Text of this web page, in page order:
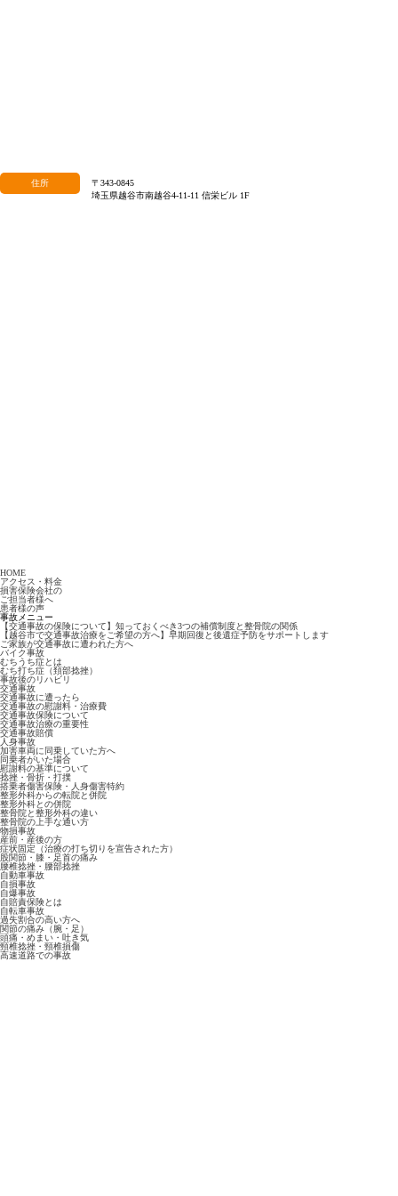
住所
〒343-0845
埼玉県越谷市南越谷4-11-11 信栄ビル 1F
HOME
アクセス・料金
損害保険会社の
ご担当者様へ
患者様の声
事故メニュー
【交通事故の保険について】知っておくべき3つの補償制度と整骨院の関係
【越谷市で交通事故治療をご希望の方へ】早期回復と後遺症予防をサポートします
ご家族が交通事故に遭われた方へ
バイク事故
むちうち症とは
むち打ち症（頚部捻挫）
事故後のリハビリ
交通事故
交通事故に遭ったら
交通事故の慰謝料・治療費
交通事故保険について
交通事故治療の重要性
交通事故賠償
人身事故
加害車両に同乗していた方へ
同乗者がいた場合
慰謝料の基準について
捻挫・骨折・打撲
搭乗者傷害保険・人身傷害特約
整形外科からの転院と併院
整形外科との併院
整骨院と整形外科の違い
整骨院の上手な通い方
物損事故
産前・産後の方
症状固定（治療の打ち切りを宣告された方）
股関節・膝・足首の痛み
腰椎捻挫・腰部捻挫
自動車事故
自損事故
自爆事故
自賠責保険とは
自転車事故
過失割合の高い方へ
関節の痛み（腕・足）
頭痛・めまい・吐き気
頸椎捻挫・頸椎損傷
高速道路での事故